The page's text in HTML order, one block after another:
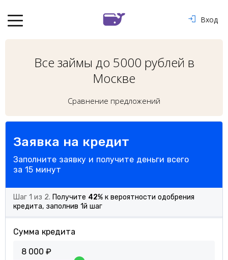
Вход
Все займы до 5000 рублей в
Москве
Сравнение предложений